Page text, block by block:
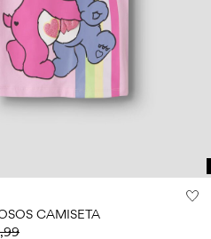
CAMISETA